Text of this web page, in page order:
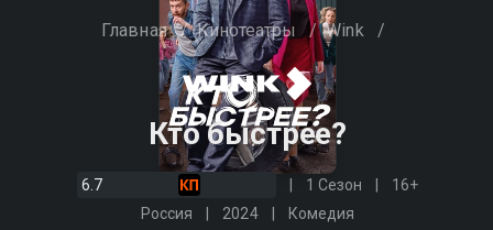
Главная / Кинотеатры / Wink /
Кто быстрее?
6.7 1 Сезон
16+
Россия
2024 Комедия